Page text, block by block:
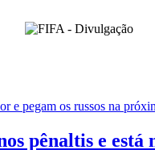
e pegam os russos na
pênaltis e está